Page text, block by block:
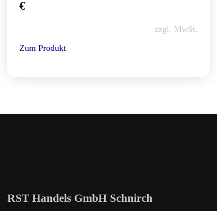
€
zzgl. MwSt.
Zum Produkt
RST Handels GmbH Schnirch